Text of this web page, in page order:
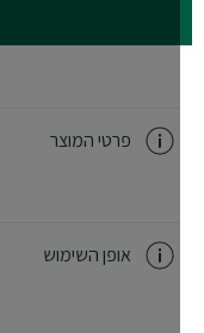
פרטי המוצר
אופן השימוש